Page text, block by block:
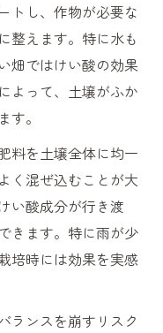
トし、作物が必要な
整えます。特に水も
畑ではけい酸の効果
よって、土壌がふか
。
料を土壌全体に均一
く混ぜ込むことが大
い酸成分が行き渡
きます。特に雨が少
培時には効果を実感
ランスを崩すリスク